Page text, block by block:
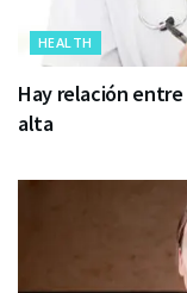
HEALTH
Hay relación
alta